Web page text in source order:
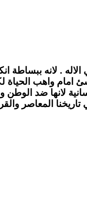
. لانه ببساطة
امام واهب
لانها ضد الوطن
تاريخنا